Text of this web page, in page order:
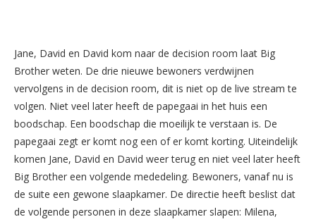
Jane, David en David kom naar de decision room laat Big
Brother weten. De drie nieuwe bewoners verdwijnen
vervolgens in de decision room, dit is niet op de live stream te
volgen. Niet veel later heeft de papegaai in het huis een
boodschap. Een boodschap die moeilijk te verstaan is. De
papegaai zegt er komt nog een of er komt korting. Uiteindelijk
komen Jane, David en David weer terug en niet veel later heeft
Big Brother een volgende mededeling. Bewoners, vanaf nu is
de suite een gewone slaapkamer. De directie heeft beslist dat
de volgende personen in deze slaapkamer slapen: Milena,